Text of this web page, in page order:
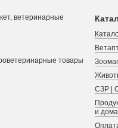
товары
СЗР |
и дома